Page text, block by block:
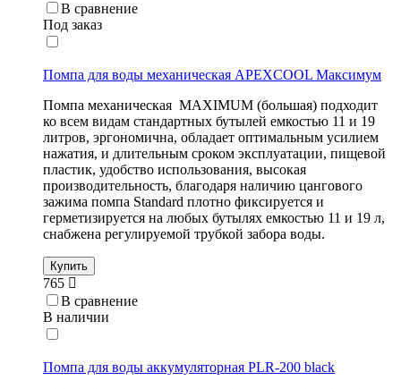
В сравнение
Под заказ
Помпа для воды механическая APEXCOOL Максимум
Помпа механическая MAXIMUM (большая) подходит
ко всем видам стандартных бутылей емкостью 11 и 19
литров, эргономична, обладает оптимальным усилием
нажатия, и длительным сроком эксплуатации, пищевой
пластик, удобство использования, высокая
производительность, благодаря наличию цангового
зажима помпа Standard плотно фиксируется и
герметизируется на любых бутылях емкостью 11 и 19 л,
снабжена регулируемой трубкой забора воды.
Купить
765
В сравнение
В наличии
Помпа для воды аккумуляторная PLR-200 black